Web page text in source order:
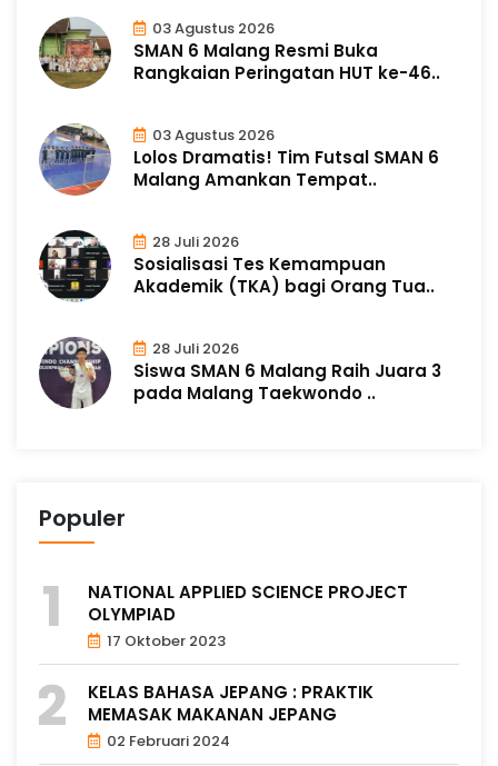
03 Agustus 2026
SMAN 6 Malang Resmi Buka
Rangkaian Peringatan HUT ke-46..
03 Agustus 2026
Lolos Dramatis! Tim Futsal SMAN 6
Malang Amankan Tempat..
28 Juli 2026
Sosialisasi Tes Kemampuan
Akademik (TKA) bagi Orang Tua..
28 Juli 2026
Siswa SMAN 6 Malang Raih Juara 3
pada Malang Taekwondo ..
Populer
NATIONAL APPLIED SCIENCE PROJECT
OLYMPIAD
17 Oktober 2023
KELAS BAHASA JEPANG : PRAKTIK
MEMASAK MAKANAN JEPANG
02 Februari 2024